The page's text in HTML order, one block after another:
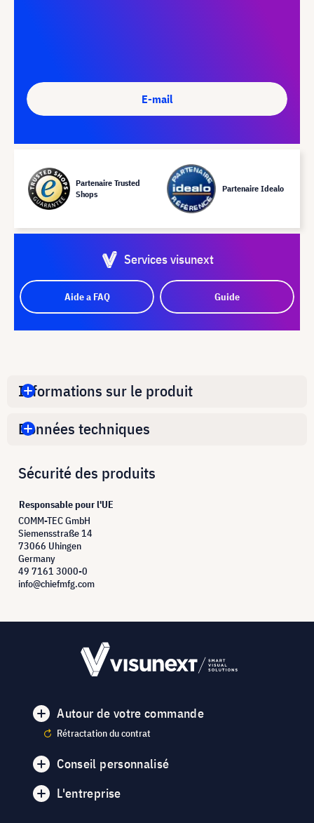
E-mail
Partenaire Trusted
Shops
Partenaire Idealo
Services visunext
Aide a FAQ Guide
Informations sur le produit
Données techniques
Sécurité des produits
Responsable pour l'UE
COMM-TEC GmbH
Siemensstraße 14
73066 Uhingen
Germany
49 7161 3000-0
info@chiefmfg.com
Autour de votre commande
Rétractation du contrat
Conseil personnalisé
L'entreprise